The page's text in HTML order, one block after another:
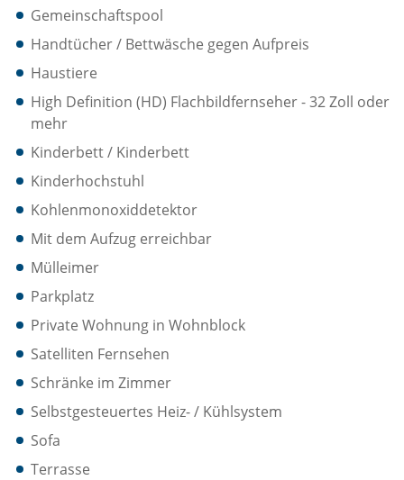
Gemeinschaftspool
Handtücher / Bettwäsche gegen Aufpreis
Haustiere
High Definition (HD) Flachbildfernseher - 32 Zoll oder
mehr
Kinderbett / Kinderbett
Kinderhochstuhl
Kohlenmonoxiddetektor
Mit dem Aufzug erreichbar
Mülleimer
Parkplatz
Private Wohnung in Wohnblock
Satelliten Fernsehen
Schränke im Zimmer
Selbstgesteuertes Heiz- / Kühlsystem
Sofa
Terrasse